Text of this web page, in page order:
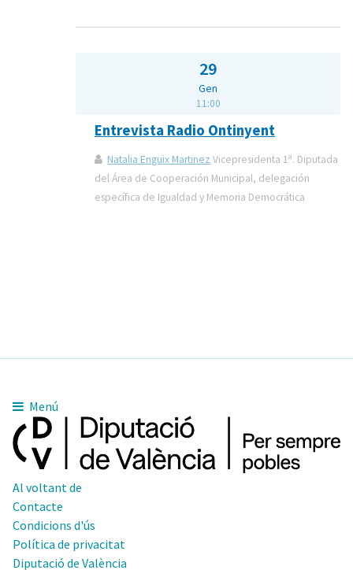
29
Gen
11:00
Entrevista Radio Ontinyent
Natalia Enguix Martinez Vicepresidenta 1ª. Diputada
del Área de Cooperación Municipal, delegación
específica de Igualdad y Memoria Democrática
Menú
Al voltant de
Contacte
Condicions d'ús
Política de privacitat
Diputació de València